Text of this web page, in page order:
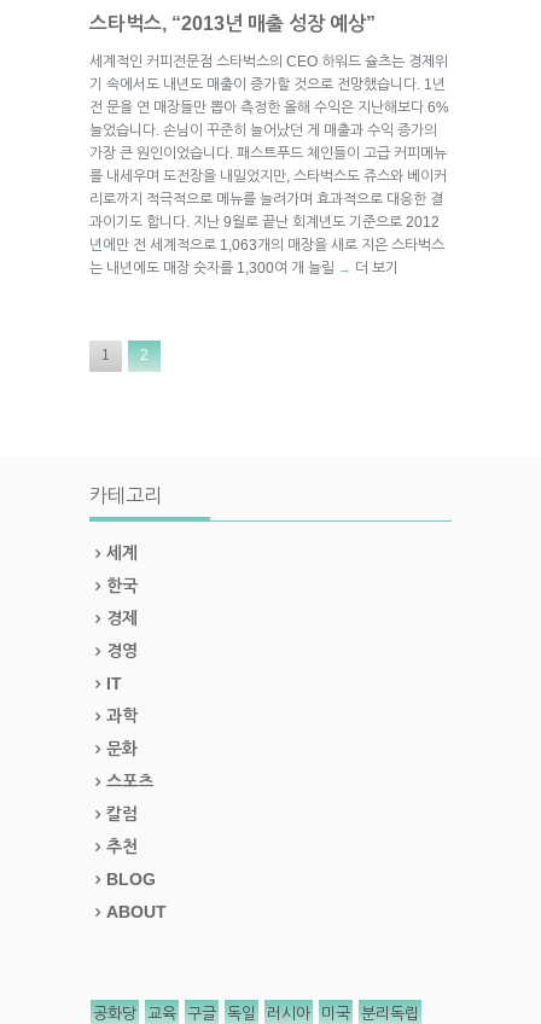
스타벅스, “2013년 매출 성장 예상”
세계적인 커피전문점 스타벅스의 CEO 하워드 슐츠는 경제위
기 속에서도 내년도 매출이 증가할 것으로 전망했습니다. 1년
전 문을 연 매장들만 뽑아 측정한 올해 수익은 지난해보다 6%
늘었습니다. 손님이 꾸준히 늘어났던 게 매출과 수익 증가의
가장 큰 원인이었습니다. 패스트푸드 체인들이 고급 커피메뉴
를 내세우며 도전장을 내밀었지만, 스타벅스도 쥬스와 베이커
리로까지 적극적으로 메뉴를 늘려가며 효과적으로 대응한 결
과이기도 합니다. 지난 9월로 끝난 회계년도 기준으로 2012
년에만 전 세계적으로 1,063개의 매장을 새로 지은 스타벅스
는 내년에도 매장 숫자를 1,300여 개 늘릴 → 더 보기
1 2
카테고리
세계
한국
경제
경영
IT
과학
문화
스포츠
칼럼
추천
BLOG
ABOUT
공화당 교육 구글 독일 러시아 미국 분리독립